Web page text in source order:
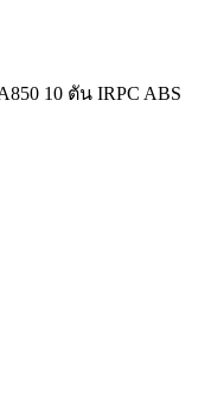
10 ตัน IRPC ABS